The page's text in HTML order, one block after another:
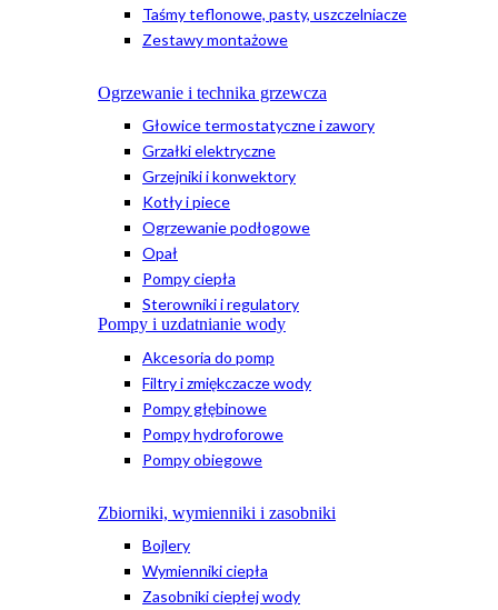
Taśmy teflonowe, pasty, uszczelniacze
Zestawy montażowe
Ogrzewanie i technika grzewcza
Głowice termostatyczne i zawory
Grzałki elektryczne
Grzejniki i konwektory
Kotły i piece
Ogrzewanie podłogowe
Opał
Pompy ciepła
Sterowniki i regulatory
Pompy i uzdatnianie wody
Akcesoria do pomp
Filtry i zmiękczacze wody
Pompy głębinowe
Pompy hydroforowe
Pompy obiegowe
Zbiorniki, wymienniki i zasobniki
Bojlery
Wymienniki ciepła
Zasobniki ciepłej wody